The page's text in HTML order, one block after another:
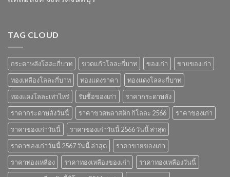
ยอด
2566
TAG CLOUD
กระดาษลังโลละกี่บาท ขวดแก้วโลละกี่บาท ของเก่า
ขายของเก่า
ทองเหลืองโลละกี่บาท
ทองแดงราคา
ทองแดงโลละกี่บาท
ทองแดงโลละเท่าไหร่
รับซื้อของเก่า
ราคากระดาษลัง
ราคากระดาษลังวันนี้
ราคาขวดพลาสติก กิโลละ 2566
ราคาของเก่า
ราคาของเก่าวันนี้
ราคาของเก่าวันนี้ 2566 วันนี้ ล่าสุด
ราคาของเก่าวันนี้ 2567 วันนี้ ล่าสุด
ราคาขายของเก่า
ราคาทองเหลือง
ราคาทองเหลืองของเก่า
ราคาทองเหลืองวันนี้